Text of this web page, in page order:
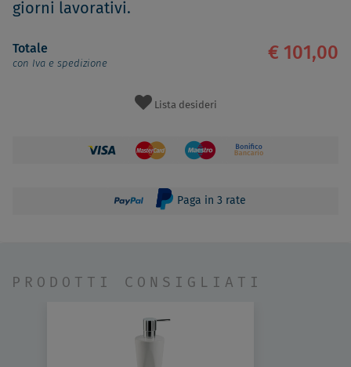
giorni lavorativi.
Totale
con Iva e spedizione
€ 101,00
Lista desideri
Paga in 3 rate
PRODOTTI CONSIGLIATI